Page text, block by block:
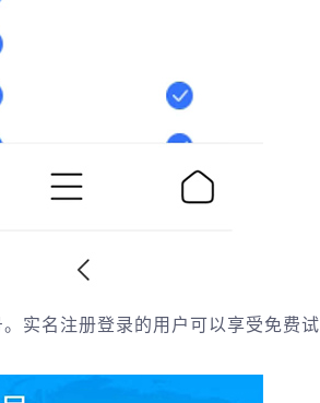
实名注册登录的用户可以享受免费试